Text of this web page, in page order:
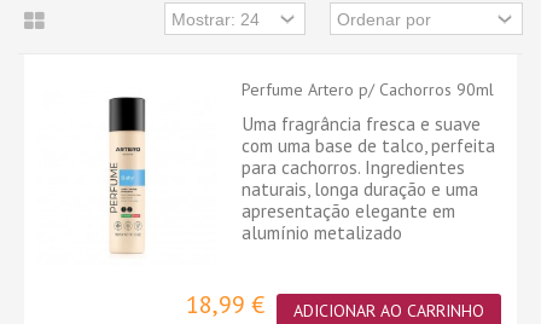
Perfume Artero p/ Cachorros 90ml
Uma fragrância fresca e suave
com uma base de talco, perfeita
para cachorros. Ingredientes
naturais, longa duração e uma
apresentação elegante em
alumínio metalizado
18,99 € ADICIONAR AO CARRINHO